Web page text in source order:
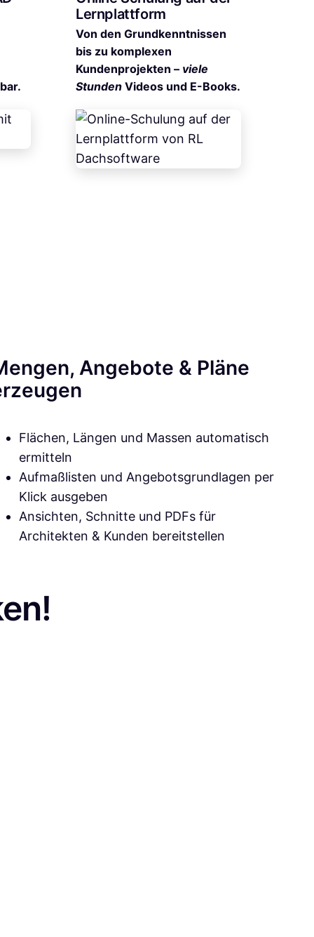
Lernplattform
Von den Grundkenntnissen
bis zu komplexen
Kundenprojekten – viele
Stunden Videos und E-Books.
Angebote & Pläne
Flächen, Längen und Massen automatisch
ermitteln
Aufmaßlisten und Angebotsgrundlagen per
Klick ausgeben
Ansichten, Schnitte und PDFs für
Architekten & Kunden bereitstellen